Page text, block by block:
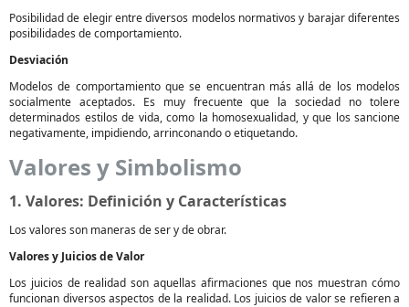
Posibilidad de elegir entre diversos modelos normativos y barajar diferentes
posibilidades de comportamiento.
Desviación
Modelos de comportamiento que se encuentran más allá de los modelos
socialmente aceptados. Es muy frecuente que la sociedad no tolere
determinados estilos de vida, como la homosexualidad, y que los sancione
negativamente, impidiendo, arrinconando o etiquetando.
Valores y Simbolismo
1. Valores: Definición y Características
Los valores son maneras de ser y de obrar.
Valores y Juicios de Valor
Los juicios de realidad son aquellas afirmaciones que nos muestran cómo
funcionan diversos aspectos de la realidad. Los juicios de valor se refieren a